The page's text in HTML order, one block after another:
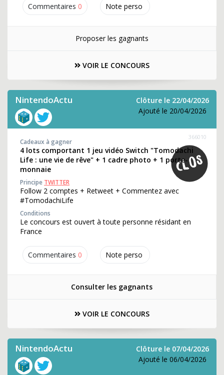
Commentaires 0 Note perso
Proposer les gagnants
VOIR LE CONCOURS
NintendoActu
Clôture le 22/04/2026
Ajouté le 20/04/2026
Commentaires 0 Note perso
366010
Cadeaux à gagner
4 lots comportant 1 jeu vidéo Switch "Tomodachi
Life : une vie de rêve" + 1 cadre photo + 1 porte-
monnaie
Principe TWITTER
Follow 2 comptes + Retweet + Commentez avec
#TomodachiLife
Conditions
Le concours est ouvert à toute personne résidant en
France
Consulter les gagnants
VOIR LE CONCOURS
NintendoActu
Clôture le 07/04/2026
Ajouté le 06/04/2026